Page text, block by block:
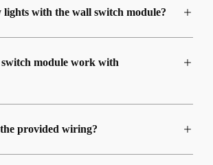
with the wall switch module?
switch module work with
provided wiring?